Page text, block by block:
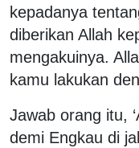
kepadanya
diberikan Allah
mengakuinya.
kamu lakukan
Jawab orang itu,
demi Engkau di